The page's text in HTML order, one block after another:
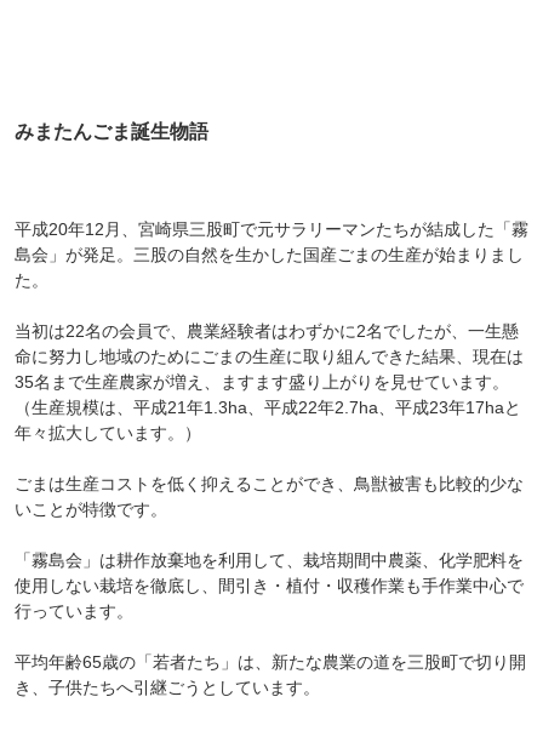
みまたんごま誕生物語
平成20年12月、宮崎県三股町で元サラリーマンたちが結成した「霧
島会」が発足。三股の自然を生かした国産ごまの生産が始まりまし
た。
当初は22名の会員で、農業経験者はわずかに2名でしたが、一生懸
命に努力し地域のためにごまの生産に取り組んできた結果、現在は
35名まで生産農家が増え、ますます盛り上がりを見せています。
（生産規模は、平成21年1.3ha、平成22年2.7ha、平成23年17haと
年々拡大しています。）
ごまは生産コストを低く抑えることができ、鳥獣被害も比較的少な
いことが特徴です。
「霧島会」は耕作放棄地を利用して、栽培期間中農薬、化学肥料を
使用しない栽培を徹底し、間引き・植付・収穫作業も手作業中心で
行っています。
平均年齢65歳の「若者たち」は、新たな農業の道を三股町で切り開
き、子供たちへ引継ごうとしています。